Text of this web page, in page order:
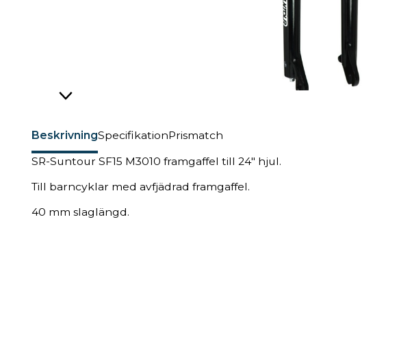
BeskrivningSpecifikationPrismatch
SR-Suntour SF15 M3010 framgaffel till 24" hjul.
Till barncyklar med avfjädrad framgaffel.
40 mm slaglängd.